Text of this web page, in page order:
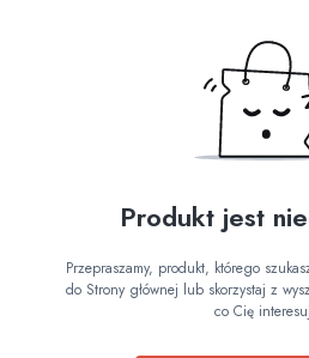
Produkt jest
Przepraszamy, produkt, którego
do Strony głównej lub skorzystaj z
co Cię